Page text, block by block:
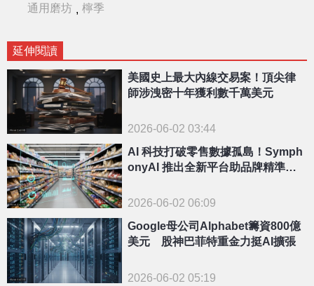
通用磨坊 , 檸季
延伸閱讀
美國史上最大內線交易案！頂尖律
師涉洩密十年獲利數千萬美元
2026-06-02 03:44
AI 科技打破零售數據孤島！Symph
onyAI 推出全新平台助品牌精準投
2026-06-02 06:09
Google母公司Alphabet籌資800億
美元 股神巴菲特重金力挺AI擴張
2026-06-02 05:19